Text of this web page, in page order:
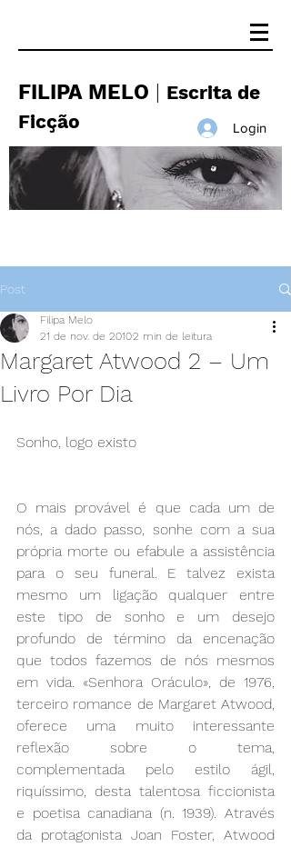
FILIPA MELO
Escrita de
Ficção
Login
Post
Margaret Atwood 2 – Um
Livro Por Dia
Filipa Melo
21 de nov. de 20102 min de leitura
Sonho, logo existo
O mais provável é que cada um de
nós, a dado passo, sonhe com a sua
própria morte ou efabule a assistência
para o seu funeral. E talvez exista
mesmo um ligação qualquer entre
este tipo de sonho e um desejo
profundo de término da encenação
que todos fazemos de nós mesmos
em vida. «Senhora Oráculo», de 1976,
terceiro romance de Margaret Atwood,
oferece uma muito interessante
reflexão sobre o tema,
complementada pelo estilo ágil,
riquíssimo, desta talentosa ficcionista
e poetisa canadiana (n. 1939). Através
da protagonista Joan Foster, Atwood